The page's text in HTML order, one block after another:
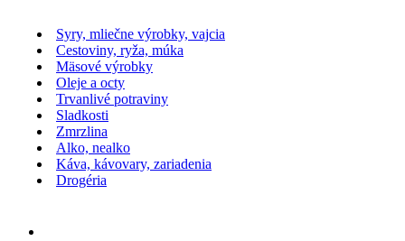
Syry, mliečne výrobky, vajcia
Cestoviny, ryža, múka
Mäsové výrobky
Oleje a octy
Trvanlivé potraviny
Sladkosti
Zmrzlina
Alko, nealko
Káva, kávovary, zariadenia
Drogéria